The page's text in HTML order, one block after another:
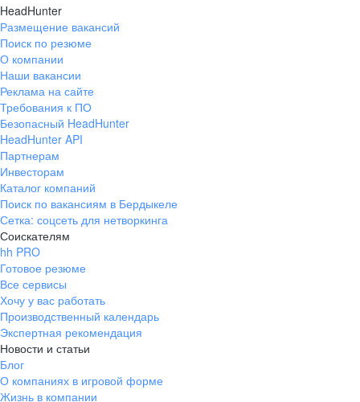
HeadHunter
Размещение вакансий
Поиск по резюме
О компании
Наши вакансии
Реклама на сайте
Требования к ПО
Безопасный HeadHunter
HeadHunter API
Партнерам
Инвесторам
Каталог компаний
Поиск по вакансиям в Бердыкеле
Сетка: соцсеть для нетворкинга
Соискателям
hh PRO
Готовое резюме
Все сервисы
Хочу у вас работать
Производственный календарь
Экспертная рекомендация
Новости и статьи
Блог
О компаниях в игровой форме
Жизнь в компании